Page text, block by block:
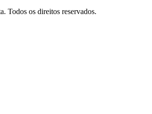
Todos os direitos reservados.